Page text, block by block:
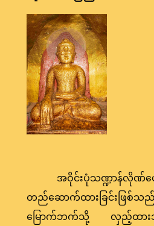
အဝိုင်းပုံသဏ္ဍာန်
တည်ဆောက်ထားခြင်းဖြစ်
မြောက်ဘက်သို့ လှည့်ထား